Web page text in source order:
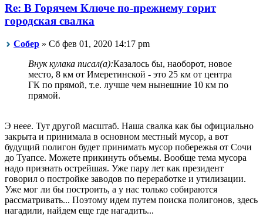
Re: В Горячем Ключе по-прежнему горит
городская свалка
Собер » Сб фев 01, 2020 14:17 pm
Внук кулака писал(а):Казалось бы, наоборот, новое
место, 8 км от Имеретинской - это 25 км от центра
ГК по прямой, т.е. лучше чем нынешние 10 км по
прямой.
Э неее. Тут другой масштаб. Наша свалка как бы официально
закрыта и принимала в основном местный мусор, а вот
будущий полигон будет принимать мусор побережья от Сочи
до Туапсе. Можете прикинуть объемы. Вообще тема мусора
надо признать острейшая. Уже пару лет как президент
говорил о постройке заводов по переработке и утилизации.
Уже мог ли бы построить, а у нас только собираются
рассматривать... Поэтому идем путем поиска полигонов, здесь
нагадили, найдем еще где нагадить...